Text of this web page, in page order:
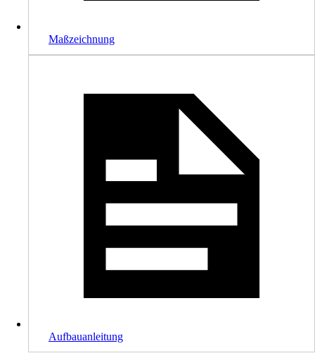
Maßzeichnung
Aufbauanleitung